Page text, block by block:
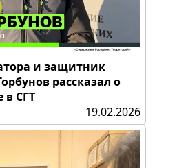
и защитник
рассказал о
в СГТ
19.02.2026